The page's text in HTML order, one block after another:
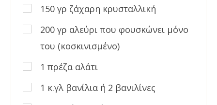
150 γρ ζάχαρη κρυσταλλική
200 γρ αλεύρι που φουσκώνει μόνο
του (κοσκινισμένο)
1 πρέζα αλάτι
1 κ.γλ βανίλια ή 2 βανιλίνες